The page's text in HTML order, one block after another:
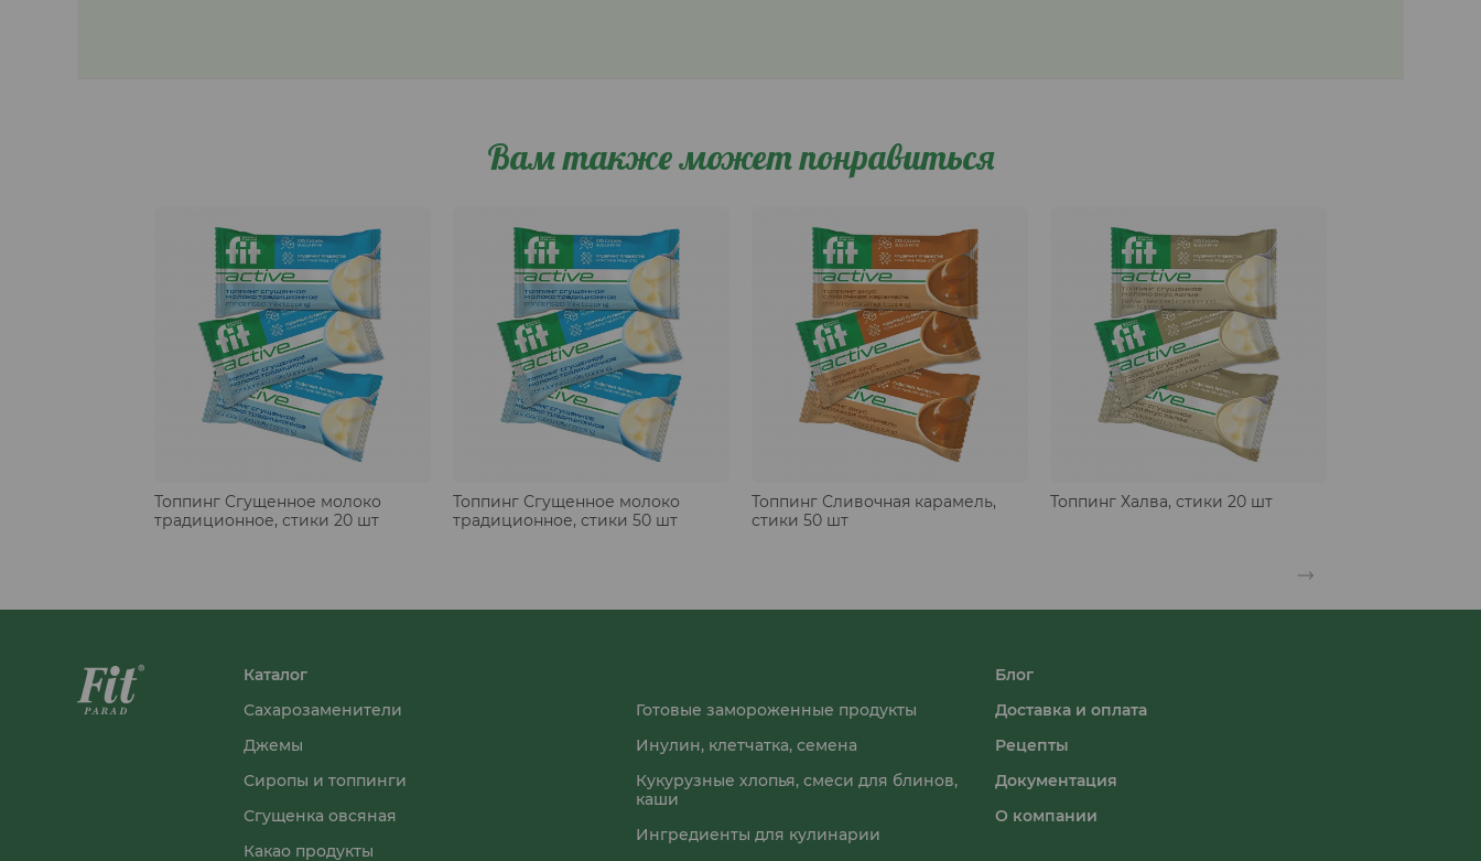
Вам также может понравиться
Топпинг Сгущенное молоко
традиционное, стики 20 шт
Топпинг Сгущенное молоко
традиционное, стики 50 шт
Топпинг Сливочная карамель,
стики 50 шт
Топпинг Халва, стики 20 шт
Каталог
Сахарозаменители
Джемы
Сиропы и топпинги
Сгущенка овсяная
Какао продукты
Готовые замороженные продукты
Инулин, клетчатка, семена
Кукурузные хлопья, смеси для блинов,
каши
Ингредиенты для кулинарии
Блог
Доставка и оплата
Рецепты
Документация
О компании